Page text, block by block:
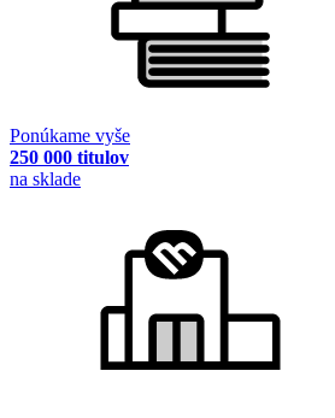
Ponúkame vyše
250 000 titulov
na sklade